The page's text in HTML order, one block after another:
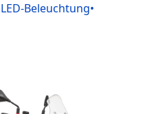
Beleuchtung•